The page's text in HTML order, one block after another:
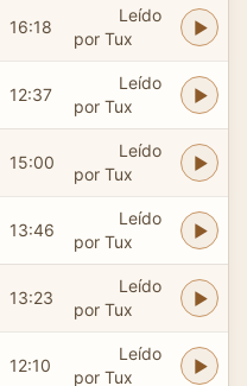
16:18
Leído
por Tux
12:37
Leído
por Tux
15:00
Leído
por Tux
13:46
Leído
por Tux
13:23
Leído
por Tux
12:10
Leído
por Tux